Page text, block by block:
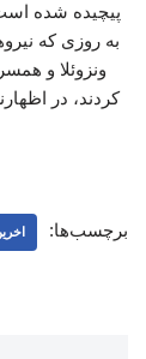
پیچیده شده
به روزی که
ونزوئلا و
برچسب‌ها: